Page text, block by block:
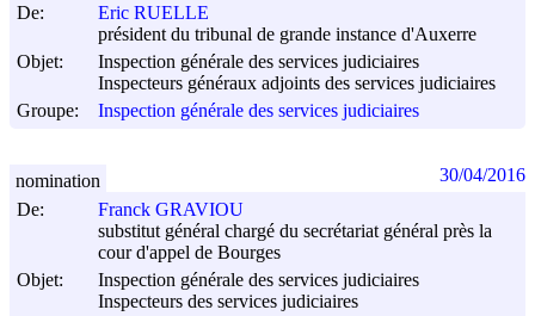
De:
Eric RUELLE
président du tribunal de grande instance d'Auxerre
Objet:
Inspection générale des services judiciaires
Inspecteurs généraux adjoints des services judiciaires
Groupe:
Inspection générale des services judiciaires
De:
Franck GRAVIOU
substitut général chargé du secrétariat général près la
cour d'appel de Bourges
Objet:
Inspection générale des services judiciaires
Inspecteurs des services judiciaires
nomination 30/04/2016